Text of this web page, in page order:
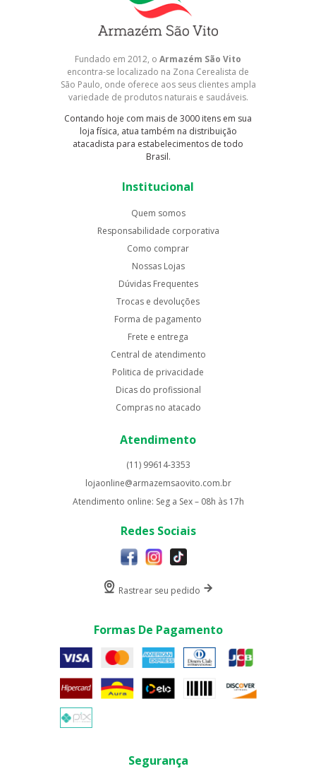
Fundado em 2012, o Armazém São Vito
encontra-se localizado na Zona Cerealista de
São Paulo, onde oferece aos seus clientes ampla
variedade de produtos naturais e saudáveis.
Contando hoje com mais de 3000 itens em sua
loja física, atua também na distribuição
atacadista para estabelecimentos de todo
Brasil.
Institucional
Quem somos
Responsabilidade corporativa
Como comprar
Nossas Lojas
Dúvidas Frequentes
Trocas e devoluções
Forma de pagamento
Frete e entrega
Central de atendimento
Politica de privacidade
Dicas do profissional
Compras no atacado
Atendimento
(11) 99614-3353
lojaonline@armazemsaovito.com.br
Atendimento online: Seg a Sex – 08h às 17h
Redes Sociais
Rastrear seu pedido
Formas De Pagamento
Segurança